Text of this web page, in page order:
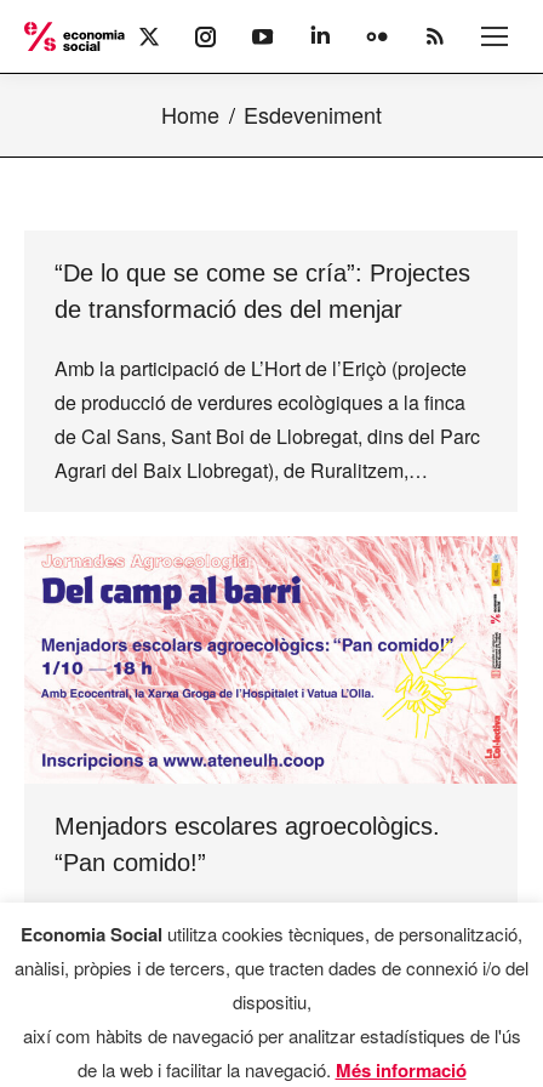
X
page
in
window
Instagram
page
in
window
YouTube
page
in
window
Linkedin
page
in
window
Flickr
page
in
window
Rss
page
window
Home Esdeveniment
“De lo que se come se cría”: Projectes
de transformació des del menjar
Amb la participació de L’Hort de l’Eriçò (projecte
de producció de verdures ecològiques a la finca
de Cal Sans, Sant Boi de Llobregat, dins del Parc
Agrari del Baix Llobregat), de Ruralitzem,…
Menjadors escolares agroecològics.
“Pan comido!”
d‘Ecocentral (central de compres per menjadors
escolars ecològics), de la Xarxa Groga de
l’Hospitalet (plataforma que neix amb la voluntat
de teixir una xarxa entre els diferents col·lectius
Economia Social utilitza cookies tècniques, de personalització,
anàlisi, pròpies i de tercers, que tracten dades de connexió i/o del
dispositiu,
així com hàbits de navegació per analitzar estadístiques de l'ús
de la web i facilitar la navegació. Més informació